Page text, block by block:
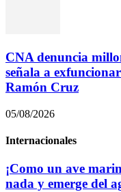
CNA denuncia
señala a
Ramón Cruz
05/08/2026
Internacionales
¡Como un ave
nada y emerge del